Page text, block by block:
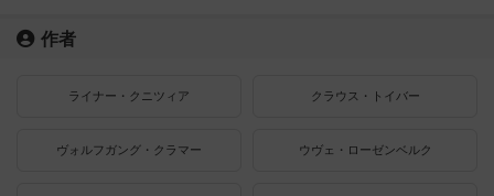
作者
ライナー・クニツィア クラウス・トイバー
ヴォルフガング・クラマー ウヴェ・ローゼンベルク